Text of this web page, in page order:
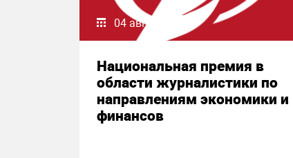
04 августа 2026
Национальная премия в
области журналистики по
направлениям экономики и
финансов